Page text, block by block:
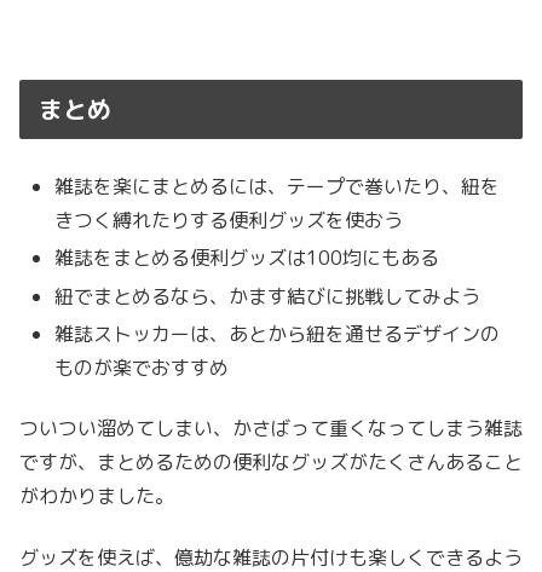
まとめ
雑誌を楽にまとめるには、テープで巻いたり、紐を
きつく縛れたりする便利グッズを使おう
雑誌をまとめる便利グッズは100均にもある
紐でまとめるなら、かます結びに挑戦してみよう
雑誌ストッカーは、あとから紐を通せるデザインの
ものが楽でおすすめ
ついつい溜めてしまい、かさばって重くなってしまう雑誌
ですが、まとめるための便利なグッズがたくさんあること
がわかりました。
グッズを使えば、億劫な雑誌の片付けも楽しくできるよう